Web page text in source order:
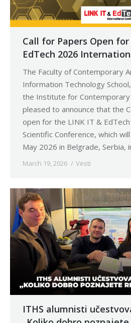
Call for Papers Open
EdTech 2026
The Faculty of Contemporary
Information Technology
the Institute for Contemporary
pleased to announce that the
open for the LINK IT &
Scientific Conference, which
May 2026 in Belgrade, Serbia,
March 19, 2026 Vesti
ITHS alumnisti